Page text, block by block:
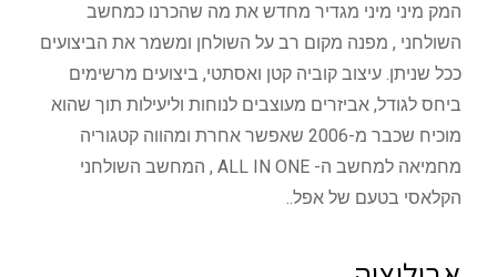
המק מיני מיני מגדיר מחדש את מה שהכרנו כמחשב
השולחני , מפנה מקום רב על השולחן ומשמר את הביצועים
ככל שניתן. עיצוב קוביה קטן ואסתטי, ביצועים מרשימים
ביחס לגודל, אביזרים מעוצבים לנוחות וליעילות תוך שהוא
מוכיח שכבר מ-2006 שאפשר אחרת ומהווה קטגוריה
מחמיאה למחשב ה- ALL IN ONE , המחשב השולחני
הקלאסי בטעם של אפל..